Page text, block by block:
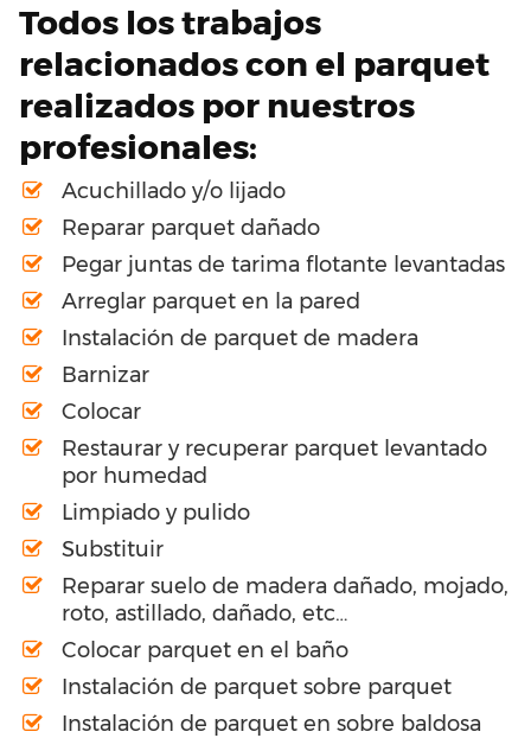
Todos los trabajos
relacionados con el parquet
realizados por nuestros
profesionales:
Acuchillado y/o lijado
Reparar parquet dañado
Pegar juntas de tarima flotante levantadas
Arreglar parquet en la pared
Instalación de parquet de madera
Barnizar
Colocar
Restaurar y recuperar parquet levantado
por humedad
Limpiado y pulido
Substituir
Reparar suelo de madera dañado, mojado,
roto, astillado, dañado, etc…
Colocar parquet en el baño
Instalación de parquet sobre parquet
Instalación de parquet en sobre baldosa